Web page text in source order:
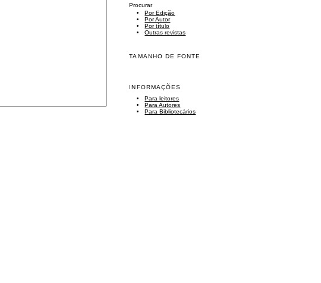
Procurar
Por Edição
Por Autor
Por título
Outras revistas
TAMANHO DE FONTE
INFORMAÇÕES
Para leitores
Para Autores
Para Bibliotecários